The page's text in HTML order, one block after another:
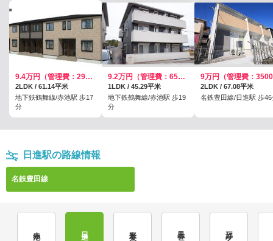
9.4万円（管理費：2900円）
2LDK / 61.14平米
地下鉄鶴舞線/赤池駅 歩17
分
9.2万円（管理費：6500円）
1LDK / 45.29平米
地下鉄鶴舞線/赤池駅 歩19
分
2LDK / 67.08平米
名鉄豊田線/日進駅 歩46
日進駅の路線情報
名鉄豊田線
三好ケ丘